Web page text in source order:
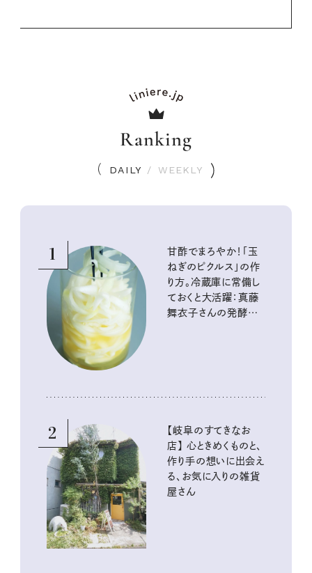
Ranking
DAILY / WEEKLY
1
甘酢でまろやか！「玉
ねぎのピクルス」の作
り方。冷蔵庫に常備し
ておくと大活躍：真藤
舞衣子さんの発酵と
2
【岐阜のすてきなお
店】 心ときめくものと、
作り手の想いに出会え
る、お気に入りの雑貨
屋さん